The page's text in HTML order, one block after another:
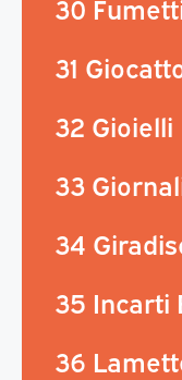
30
31
32 Gioielli
33
34
35 Incarti
36